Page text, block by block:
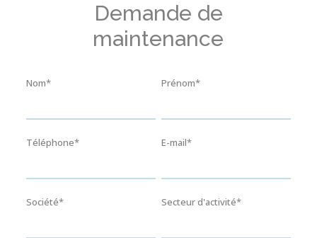
Demande de
maintenance
Nom* Prénom*
Téléphone* E-mail*
Société* Secteur d'activité*